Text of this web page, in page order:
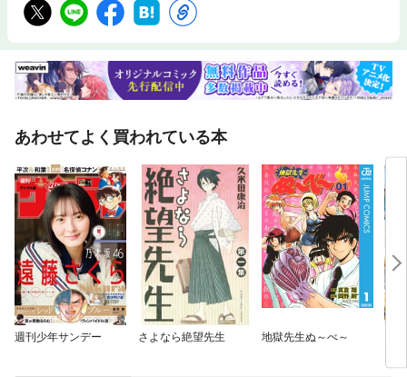
あわせてよく買われている本
週刊少年サンデー さよなら絶望先生 地獄先生ぬ～べ～